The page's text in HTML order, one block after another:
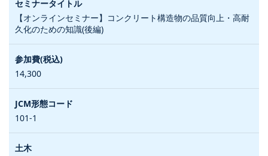
【オンラインセミナー】コンクリート構造物の品質向上・高耐
久化のための知識(後編)
14,300
101-1